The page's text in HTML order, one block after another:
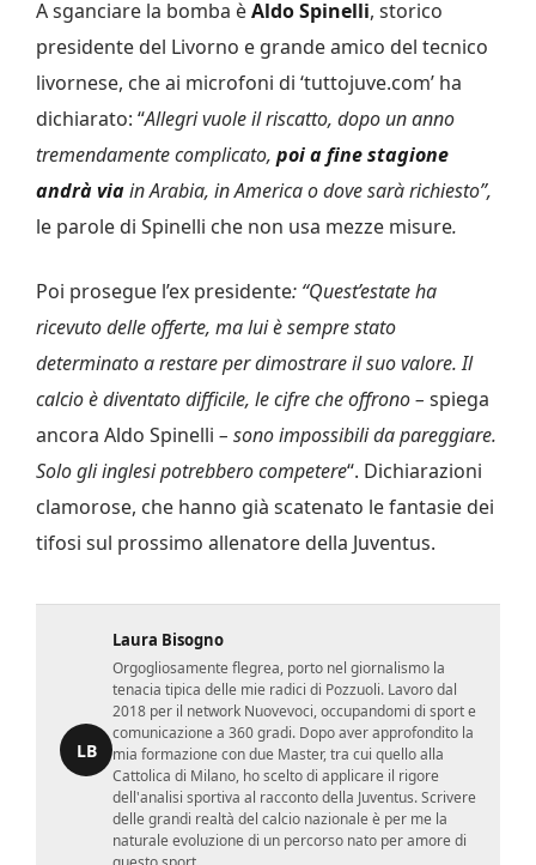
A sganciare la bomba èAldo Spinelli, storico
presidente del Livorno e grande amico del tecnico
livornese, che ai microfoni di ‘tuttojuve.com’ ha
dichiarato: “Allegri vuole il riscatto, dopo un anno
tremendamente complicato, poi a fine stagione
andrà viain Arabia, in America o dove sarà richiesto”,
le parole di Spinelli che non usa mezze misure.
Poi prosegue l’ex presidente: “Quest’estate ha
ricevuto delle offerte, ma lui è sempre stato
determinato a restare per dimostrare il suo valore. Il
calcio è diventato difficile, le cifre che offrono – spiega
ancora Aldo Spinelli – sono impossibili da pareggiare.
Solo gli inglesi potrebbero competere“. Dichiarazioni
clamorose, che hanno già scatenato le fantasie dei
tifosi sul prossimo allenatore della Juventus.
LB
Laura Bisogno
Orgogliosamente flegrea, porto nel giornalismo la
tenacia tipica delle mie radici di Pozzuoli. Lavoro dal
2018 per il network Nuovevoci, occupandomi di sport e
comunicazione a 360 gradi. Dopo aver approfondito la
mia formazione con due Master, tra cui quello alla
Cattolica di Milano, ho scelto di applicare il rigore
dell'analisi sportiva al racconto della Juventus. Scrivere
delle grandi realtà del calcio nazionale è per me la
naturale evoluzione di un percorso nato per amore di